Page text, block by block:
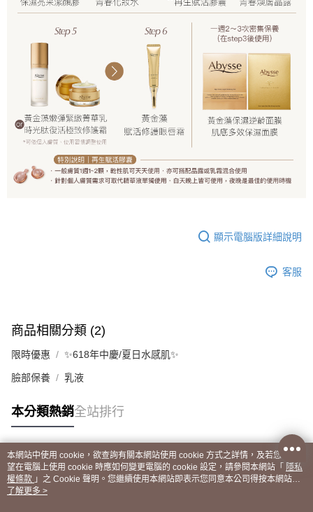
顯示電腦版詳細說明
客服
商品相關分類 (2)
限時優惠 ✨618年中慶/夏日水感肌✨
臉部保養 乳液
本分類熱銷全站排行
熱門標籤
本網站中使用 cookie，欲查詢有關本網站使用 cookie 方式之詳情，及若您不希
望在電腦上使用 cookie 時應如何變更電腦的 cookie 設定，請參閱本網站「 隱私
權條款 」之 Cookie 聲明。您繼續使用本網站即表示您同意本公司得按本網站使
用條款之 Cookie 聲明使用 cookie。
了解更多 >